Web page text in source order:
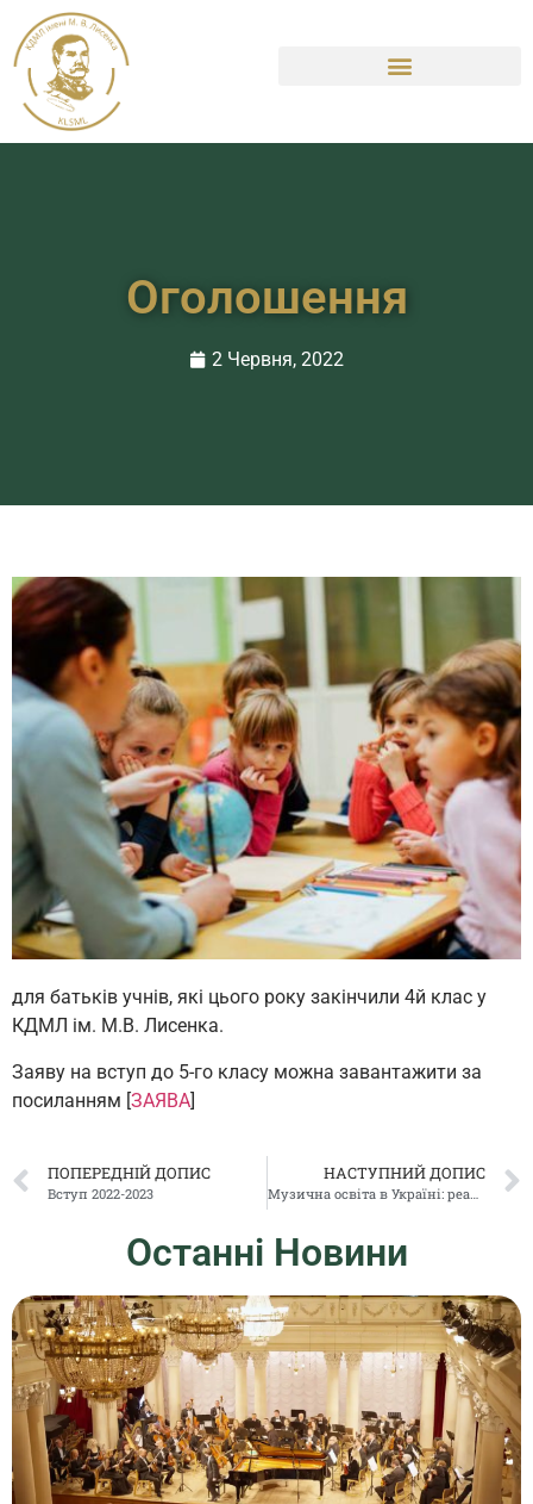
Оголошення
2 Червня, 2022
для батьків учнів, які цього року закінчили 4й клас у
КДМЛ ім. М.В. Лисенка.
Заяву на вступ до 5-го класу можна завантажити за
посиланням [ЗАЯВА]
ПОПЕРЕДНІЙ ДОПИС
Вступ 2022-2023
НАСТУПНИЙ ДОПИС
Музична освіта в Україні: реалії сьогодення
Останні Новини